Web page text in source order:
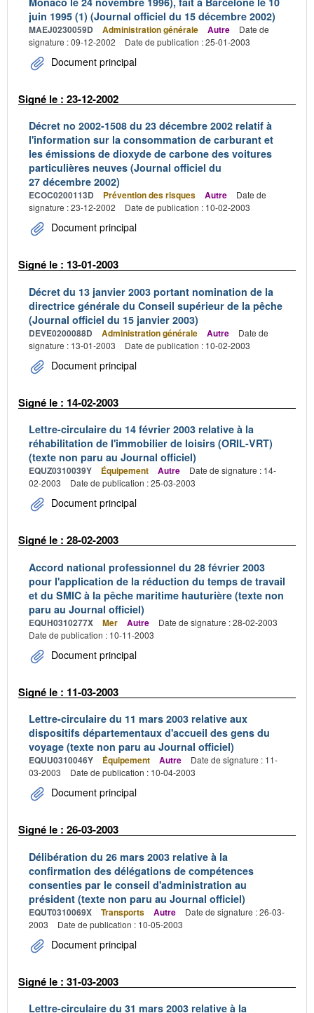
juin 1995 (1) (Journal officiel du 15 décembre 2002)
MAEJ0230059D Administration générale Autre
Date de
signature : 09-12-2002
Date de publication : 25-01-2003
Document principal
Signé le : 23-12-2002
Décret no 2002-1508 du 23 décembre 2002 relatif à
l'information sur la consommation de carburant et
les émissions de dioxyde de carbone des voitures
particulières neuves (Journal officiel du
27 décembre 2002)
ECOC0200113D Prévention des risques Autre
Date de
signature : 23-12-2002
Date de publication : 10-02-2003
Document principal
Signé le : 13-01-2003
Décret du 13 janvier 2003 portant nomination de la
directrice générale du Conseil supérieur de la pêche
(Journal officiel du 15 janvier 2003)
DEVE0200088D Administration générale Autre
Date de
signature : 13-01-2003
Date de publication : 10-02-2003
Document principal
Signé le : 14-02-2003
Lettre-circulaire du 14 février 2003 relative à la
réhabilitation de l'immobilier de loisirs (ORIL-VRT)
(texte non paru au Journal officiel)
EQUZ0310039Y Équipement Autre
Date de signature : 14-
02-2003
Date de publication : 25-03-2003
Document principal
Signé le : 28-02-2003
Accord national professionnel du 28 février 2003
pour l'application de la réduction du temps de travail
et du SMIC à la pêche maritime hauturière (texte non
paru au Journal officiel)
EQUH0310277X Mer Autre
Date de signature : 28-02-2003
Date de publication : 10-11-2003
Document principal
Signé le : 11-03-2003
Lettre-circulaire du 11 mars 2003 relative aux
dispositifs départementaux d'accueil des gens du
voyage (texte non paru au Journal officiel)
EQUU0310046Y Équipement Autre
Date de signature : 11-
03-2003
Date de publication : 10-04-2003
Document principal
Signé le : 26-03-2003
Délibération du 26 mars 2003 relative à la
confirmation des délégations de compétences
consenties par le conseil d'administration au
président (texte non paru au Journal officiel)
EQUT0310069X Transports Autre
Date de signature : 26-03-
2003
Date de publication : 10-05-2003
Document principal
Signé le : 31-03-2003
Lettre-circulaire du 31 mars 2003 relative à la